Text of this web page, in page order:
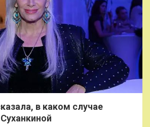
в каком случае